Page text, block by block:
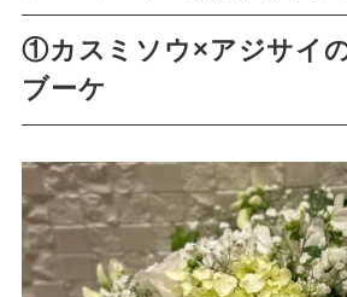
①カスミソウ×アジサイ
ブーケ